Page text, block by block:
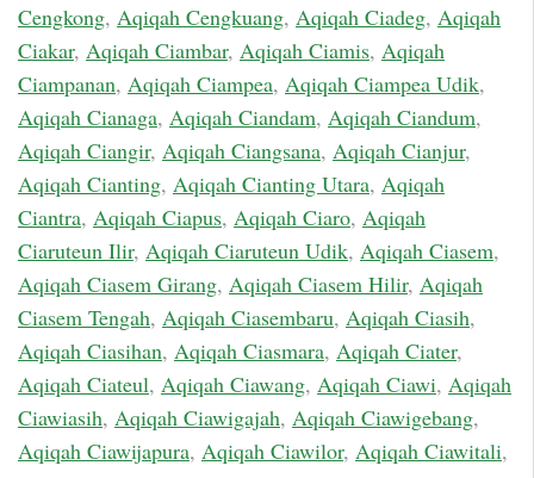
Cengkong, Aqiqah Cengkuang, Aqiqah Ciadeg, Aqiqah
Ciakar, Aqiqah Ciambar, Aqiqah Ciamis, Aqiqah
Ciampanan, Aqiqah Ciampea, Aqiqah Ciampea Udik,
Aqiqah Cianaga, Aqiqah Ciandam, Aqiqah Ciandum,
Aqiqah Ciangir, Aqiqah Ciangsana, Aqiqah Cianjur,
Aqiqah Cianting, Aqiqah Cianting Utara, Aqiqah
Ciantra, Aqiqah Ciapus, Aqiqah Ciaro, Aqiqah
Ciaruteun Ilir, Aqiqah Ciaruteun Udik, Aqiqah Ciasem,
Aqiqah Ciasem Girang, Aqiqah Ciasem Hilir, Aqiqah
Ciasem Tengah, Aqiqah Ciasembaru, Aqiqah Ciasih,
Aqiqah Ciasihan, Aqiqah Ciasmara, Aqiqah Ciater,
Aqiqah Ciateul, Aqiqah Ciawang, Aqiqah Ciawi, Aqiqah
Ciawiasih, Aqiqah Ciawigajah, Aqiqah Ciawigebang,
Aqiqah Ciawijapura, Aqiqah Ciawilor, Aqiqah Ciawitali,